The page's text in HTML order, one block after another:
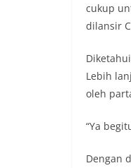
cukup
dilansir
Lebih
oleh
“Ya
Dengan